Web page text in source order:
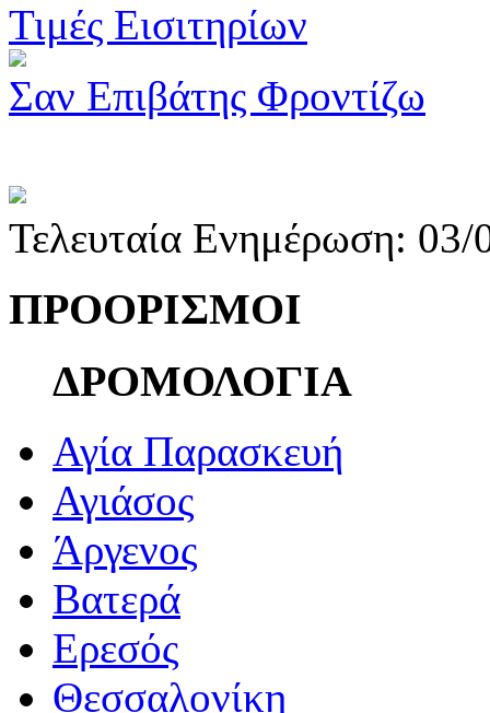
Τιμές Εισιτηρίων
Σαν Επιβάτης Φροντίζω
Τελευταία Ενημέρωση:
ΠΡΟΟΡΙΣΜΟΙ
ΔΡΟΜΟΛΟΓΙΑ
Αγία Παρασκευή
Αγιάσος
Άργενος
Βατερά
Ερεσός
Θεσσαλονίκη